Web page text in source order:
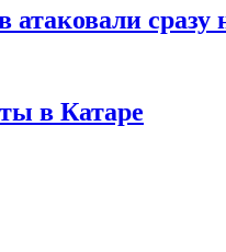
атаковали
в Катаре